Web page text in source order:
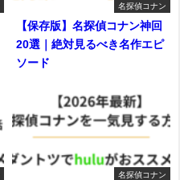
名探偵コナン
【保存版】名探偵コナン神回
20選｜絶対見るべき名作エピ
ソード
名探偵コナン